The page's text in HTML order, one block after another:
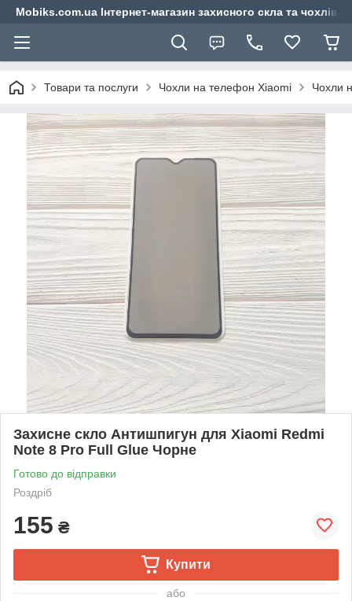
Mobiks.com.ua Інтернет-магазин захисного скла та чохлів
Товари та послуги Чохли на телефон Xiaomi Чохли
Захисне скло Антишпигун для Xiaomi Redmi
Note 8 Pro Full Glue Чорне
Готово до відправки
Роздріб
155 ₴
Купити
або